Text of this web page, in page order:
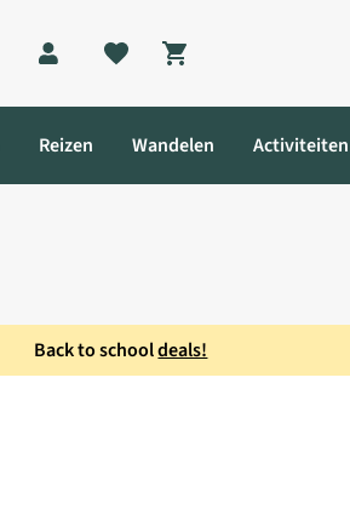
Shopping cart
Reizen Wandelen Activiteiten
Back to schooldeals!